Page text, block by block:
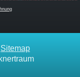
Sitemap